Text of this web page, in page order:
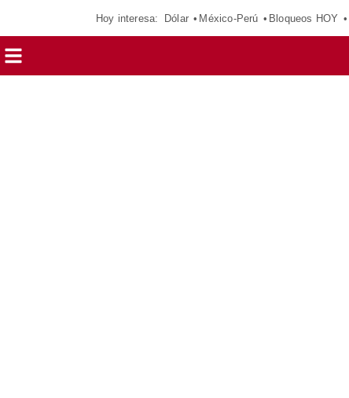
Hoy interesa: Dólar México-Perú Bloqueos HOY